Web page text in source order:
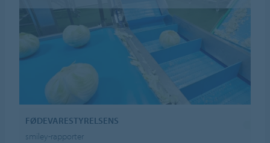
FØDEVARESTYRELSENS
smiley-rapporter